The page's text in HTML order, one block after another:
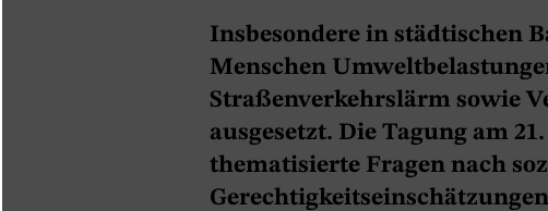
Insbesondere in städtischen
Menschen
Straßenverkehrslärm sowie
ausgesetzt. Die Tagung am
thematisierte Fragen nach